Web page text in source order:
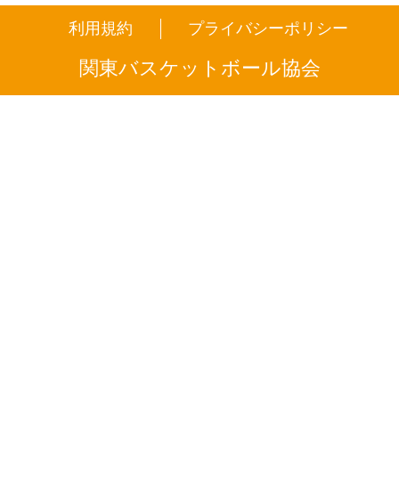
利用規約 プライバシーポリシー
関東バスケットボール協会